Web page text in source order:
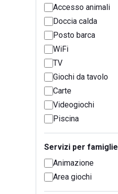
Accesso animali
Doccia calda
Posto barca
WiFi
TV
Giochi da tavolo
Carte
Videogiochi
Piscina
Servizi per famiglie
Animazione
Area giochi